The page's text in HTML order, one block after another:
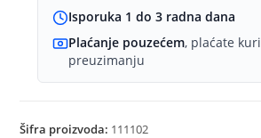
Isporuka 1 do 3 radna dana
Plaćanje pouzećem, plaćate
preuzimanju
Šifra proizvoda: 111102